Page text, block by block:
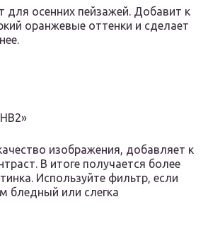
для осенних пейзажей. Добавит к
оранжевые оттенки и сделает
изображения, добавляет к
В итоге получается более
Используйте фильтр, если
бледный или слегка